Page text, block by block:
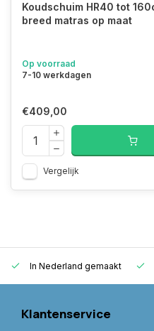
Koudschuim HR40 tot
breed matras op maat
Op voorraad
7-10 werkdagen
€409,00
Vergelijk
In Nederland gemaakt
Klantenservice